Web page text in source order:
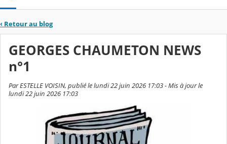
‹ Retour au blog
GEORGES CHAUMETON NEWS
n°1
Par ESTELLE VOISIN, publié le lundi 22 juin 2026 17:03 - Mis à jour le
lundi 22 juin 2026 17:03